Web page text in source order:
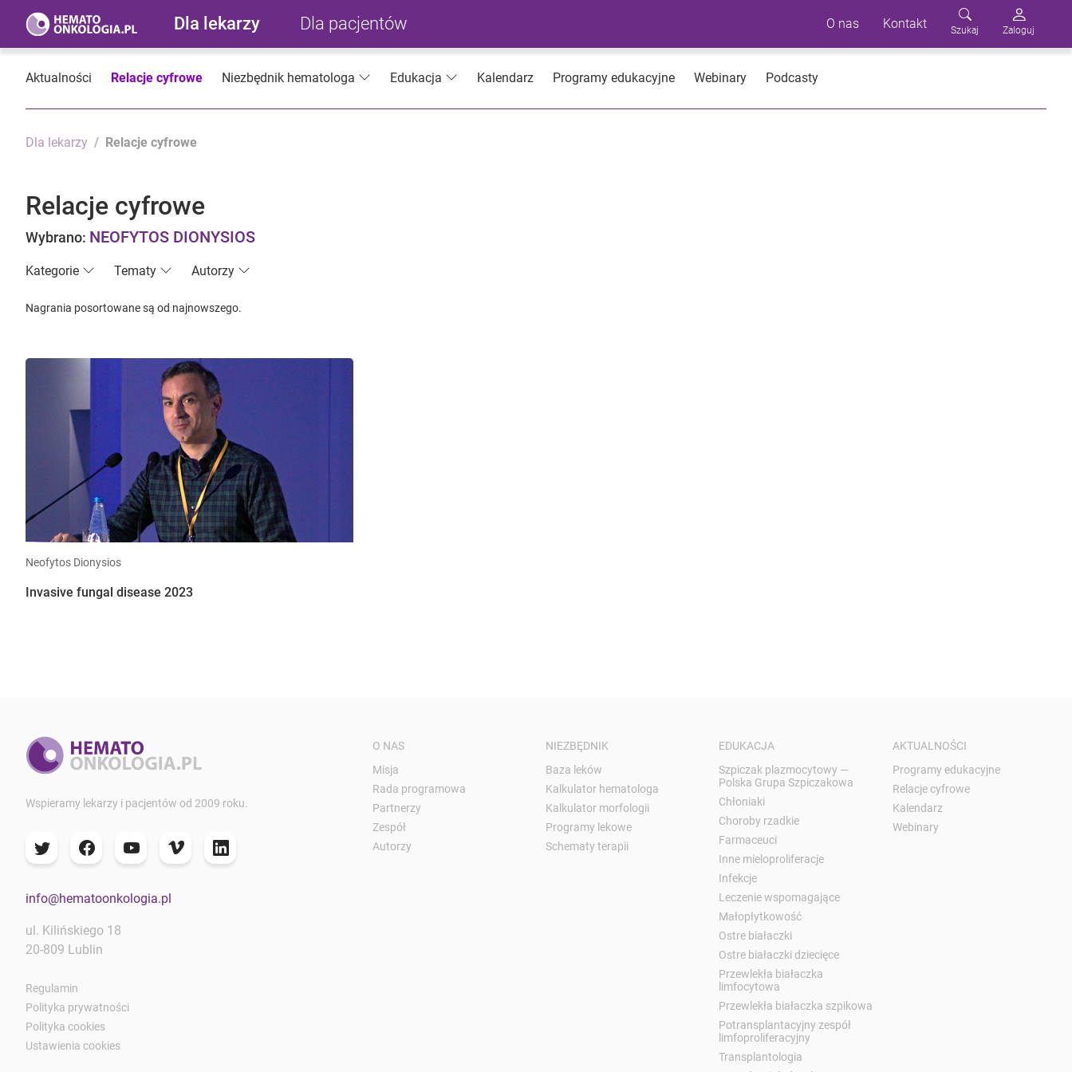
Dla lekarzy Dla pacjentów O nas Kontakt Szukaj Zaloguj
Aktualności Relacje cyfrowe Niezbędnik hematologa Edukacja Kalendarz Programy edukacyjne Webinary Podcasty
Dla lekarzy Relacje cyfrowe
Relacje cyfrowe
Wybrano: NEOFYTOS DIONYSIOS
Kategorie Tematy Autorzy
Nagrania posortowane są od najnowszego.
Neofytos Dionysios
Invasive fungal disease 2023
Wspieramy lekarzy i pacjentów od 2009 roku.
info@hematoonkologia.pl
ul. Kilińskiego 18
20-809 Lublin
Regulamin
Polityka prywatności
Polityka cookies
Ustawienia cookies
O NAS
Misja
Rada programowa
Partnerzy
Zespół
Autorzy
NIEZBĘDNIK
Baza leków
Kalkulator hematologa
Kalkulator morfologii
Programy lekowe
Schematy terapii
EDUKACJA
Szpiczak plazmocytowy —
Polska Grupa Szpiczakowa
Chłoniaki
Choroby rzadkie
Farmaceuci
Inne mieloproliferacje
Infekcje
Leczenie wspomagające
Małopłytkowość
Ostre białaczki
Ostre białaczki dziecięce
Przewlekła białaczka
limfocytowa
Przewlekła białaczka szpikowa
Potransplantacyjny zespół
limfoproliferacyjny
Transplantologia
AKTUALNOŚCI
Programy edukacyjne
Relacje cyfrowe
Kalendarz
Webinary